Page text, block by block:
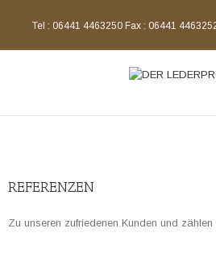
Tel : 06441 4463250 Fax : 06441
REFERENZEN
Zu unseren zufriedenen Kunden und zählen